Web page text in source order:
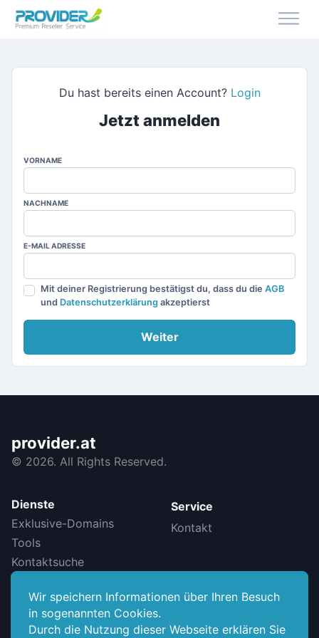
Du hast bereits einen Account? Login
Jetzt anmelden
VORNAME
NACHNAME
E-MAIL ADRESSE
Mit deiner Registrierung bestätigst du, dass du die AGB
und Datenschutzerklärung akzeptierst
Weiter
provider.at
© 2026. All Rights Reserved.
Dienste
Exklusive-Domains
Tools
Kontaktsuche
Service
Kontakt
Info
Datenschutzerklärung
Wir speichern Informationen über Ihren Besuch
in sogenannten Cookies.
Durch die Nutzung dieser Webseite erklären Sie